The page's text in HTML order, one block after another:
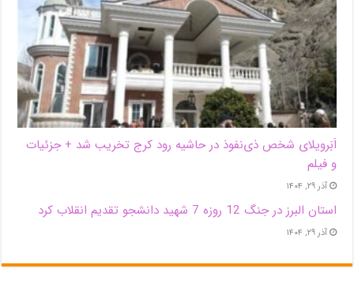
اَبَر‌ویلای شخص ذی‌نفوذ در حاشیه‌ رود کرج تخریب شد + جزئیات
و فیلم
آذر ۲۹, ۱۴۰۴
استان البرز در جنگ 12 روزه 7 شهید دانشجو تقدیم انقلاب کرد
آذر ۲۹, ۱۴۰۴